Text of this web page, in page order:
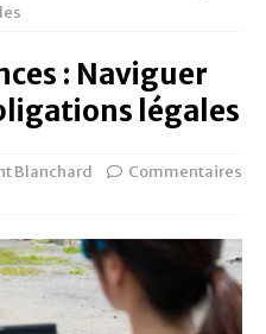
: Naviguer
légales
Blanchard
Commentaires